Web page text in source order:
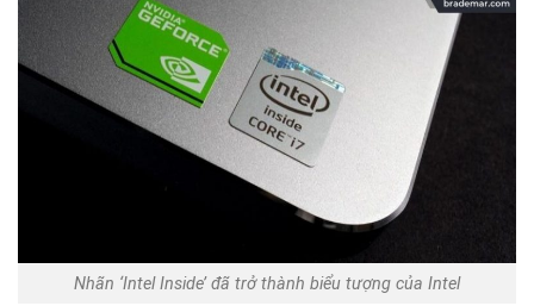
Nhãn ‘Intel Inside’ đã trở thành biểu tượng của Intel